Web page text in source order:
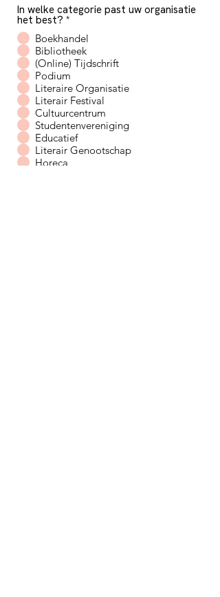
In welke categorie past uw organisatie
het best? *
Boekhandel
Bibliotheek
(Online) Tijdschrift
Podium
Literaire Organisatie
Literair Festival
Cultuurcentrum
Studentenvereniging
Educatief
Literair Genootschap
Horeca